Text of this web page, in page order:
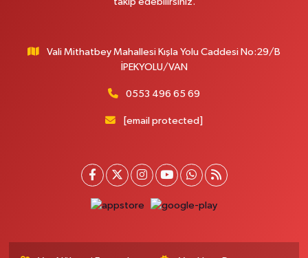
Vali Mithatbey Mahallesi Kışla Yolu Caddesi No:29/B
İPEKYOLU/VAN
0553 496 65 69
[email protected]